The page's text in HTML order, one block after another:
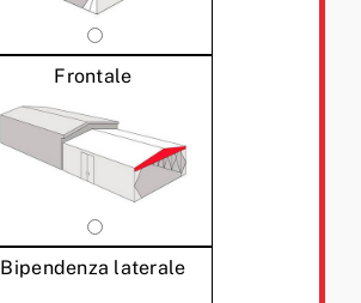
Frontale
Bipendenza laterale